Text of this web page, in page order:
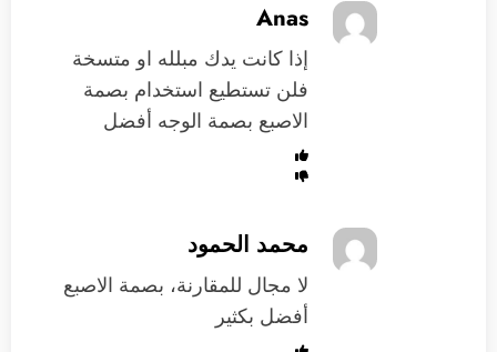
Anas
إذا كانت يدك مبلله او متسخة
فلن تستطيع استخدام بصمة
الاصبع بصمة الوجه أفضل
محمد الحمود
لا مجال للمقارنة، بصمة الاصبع
أفضل بكثير